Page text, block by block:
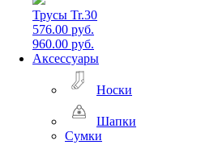
Трусы Tr.30
576.00 руб.
960.00 руб.
Аксессуары
Носки
Шапки
Сумки